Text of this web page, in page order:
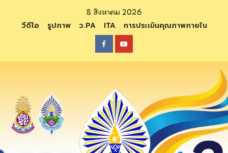
content
8 สิงหาคม 2026
วีดีโอ รูปภาพ ว.PA ITA การประเมินคุณภาพภายใน
FacebookYoutube